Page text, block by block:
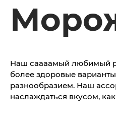
Наш саааамый любимый
более здоровые
разнообразием. Наш
наслаждаться вкусом,